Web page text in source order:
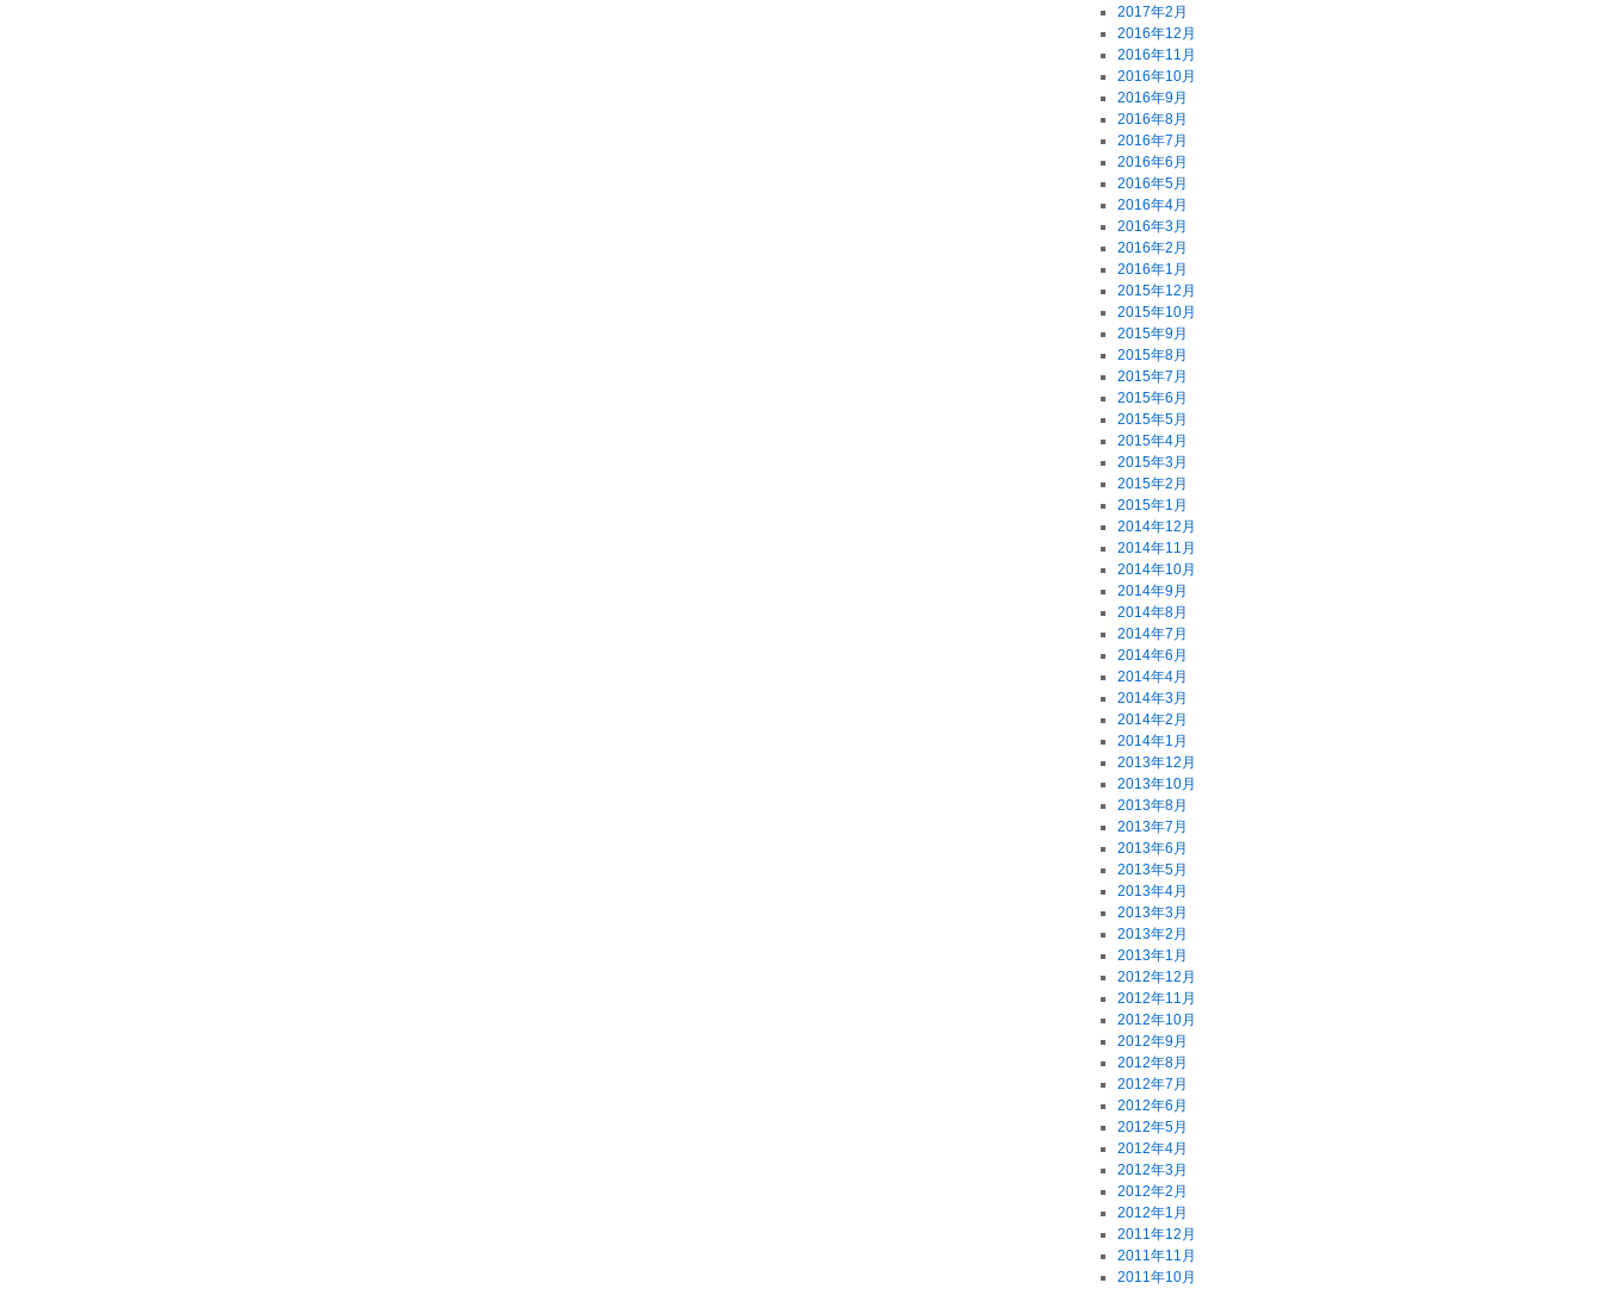
2017年2月
2016年12月
2016年11月
2016年10月
2016年9月
2016年8月
2016年7月
2016年6月
2016年5月
2016年4月
2016年3月
2016年2月
2016年1月
2015年12月
2015年10月
2015年9月
2015年8月
2015年7月
2015年6月
2015年5月
2015年4月
2015年3月
2015年2月
2015年1月
2014年12月
2014年11月
2014年10月
2014年9月
2014年8月
2014年7月
2014年6月
2014年4月
2014年3月
2014年2月
2014年1月
2013年12月
2013年10月
2013年8月
2013年7月
2013年6月
2013年5月
2013年4月
2013年3月
2013年2月
2013年1月
2012年12月
2012年11月
2012年10月
2012年9月
2012年8月
2012年7月
2012年6月
2012年5月
2012年4月
2012年3月
2012年2月
2012年1月
2011年12月
2011年11月
2011年10月